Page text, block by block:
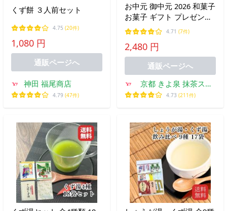
くず餅 ３人前セット
4.75 (20件)
1,080 円
通販ページへ
神田 福尾商店
4.79 (47件)
お中元 御中元 2026 和菓子
お菓子 ギフト プレゼント
スイーツ 抹茶スイーツ 葛
餅 5個入り 抹茶くずもち
ほうじ茶 お供え 誕生日 御
供 御祝 お土産 京都 きよ
4.71 (7件)
2,480 円
通販ページへ
京都 きよ泉 抹茶スイ
ーツ・宇治茶
4.73 (211件)